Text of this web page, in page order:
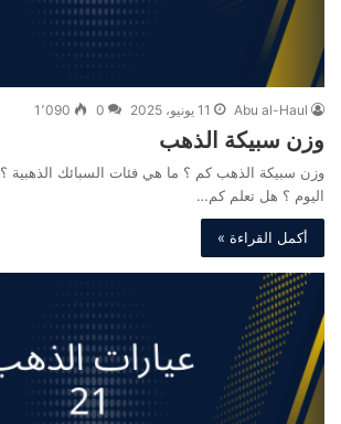
Abu al-Haul 11 يونيو، 2025 0 1٬090
وزن سبيكة الذهب
وزن سبيكة الذهب كم ؟ ما هي فئات السبائك الذهبية
اليوم ؟ هل تعلم كم…
أكمل القراءة »